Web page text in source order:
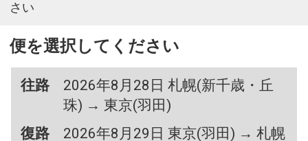
さい
便を選択してください
往路
2026年8月28日 札幌(新千歳・丘
珠) → 東京(羽田)
復路
2026年8月29日 東京(羽田) → 札幌